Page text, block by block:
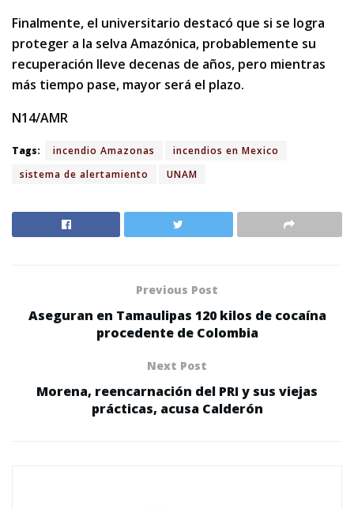
Finalmente, el universitario destacó que si se logra
proteger a la selva Amazónica, probablemente su
recuperación lleve decenas de años, pero mientras
más tiempo pase, mayor será el plazo.
N14/AMR
Tags: incendio Amazonas
incendios en Mexico
sistema de alertamiento
UNAM
Previous Post
Aseguran en Tamaulipas 120 kilos de cocaína
procedente de Colombia
Next Post
Morena, reencarnación del PRI y sus viejas
prácticas, acusa Calderón